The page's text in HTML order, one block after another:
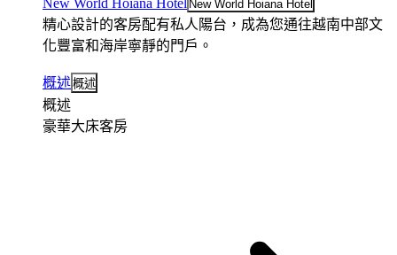
New World Hoiana Hotel
精心設計的客房配有私人陽台，成為您通往越南中部文
化豐富和海岸寧靜的門戶。
概述概述
概述
豪華大床客房